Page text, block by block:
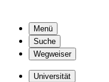
Menü
Suche
Wegweiser
Universität